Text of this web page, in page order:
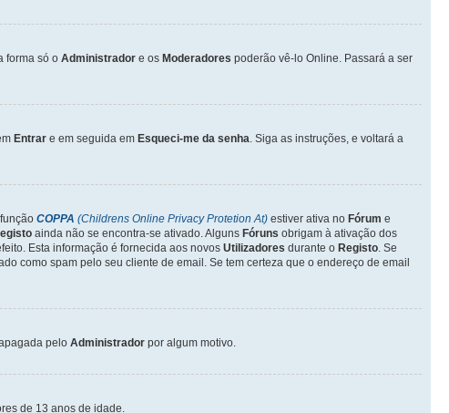
forma só o Administrador e os Moderadores poderão vê-lo Online. Passará a ser
Entrar e em seguida em Esqueci-me da senha. Siga as instruções, e voltará a
COPPA (Childrens Online Privacy Protetion At) estiver ativa no Fórum e
ainda não se encontra-se ativado. Alguns Fóruns obrigam à ativação dos
Esta informação é fornecida aos novos Utilizadores durante o Registo. Se
como spam pelo seu cliente de email. Se tem certeza que o endereço de email
pelo Administrador por algum motivo.
de 13 anos de idade.